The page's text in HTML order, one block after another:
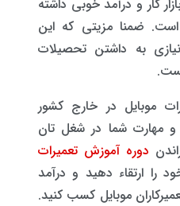
کار و درآمد خوبی داشته
است. ضمنا مزیتی که این
به داشتن تحصیلات
موبایل در خارج کشور
مهارت شما در شغل تان
دوره آموزش تعمیرات
را ارتقاء دهید و درآمد
موبایل کسب کنید.